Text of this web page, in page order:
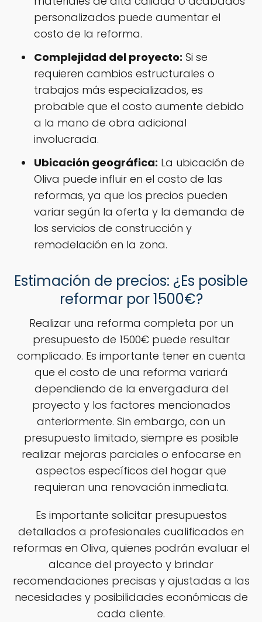
personalizados puede aumentar el
costo de la reforma.
Complejidad del proyecto: Si se
requieren cambios estructurales o
trabajos más especializados, es
probable que el costo aumente debido
a la mano de obra adicional
involucrada.
Ubicación geográfica: La ubicación de
Oliva puede influir en el costo de las
reformas, ya que los precios pueden
variar según la oferta y la demanda de
los servicios de construcción y
remodelación en la zona.
Estimación de precios: ¿Es posible
reformar por 1500€?
Realizar una reforma completa por un
presupuesto de 1500€ puede resultar
complicado. Es importante tener en cuenta
que el costo de una reforma variará
dependiendo de la envergadura del
proyecto y los factores mencionados
anteriormente. Sin embargo, con un
presupuesto limitado, siempre es posible
realizar mejoras parciales o enfocarse en
aspectos específicos del hogar que
requieran una renovación inmediata.
Es importante solicitar presupuestos
detallados a profesionales cualificados en
reformas en Oliva, quienes podrán evaluar el
alcance del proyecto y brindar
recomendaciones precisas y ajustadas a las
necesidades y posibilidades económicas de
cada cliente.